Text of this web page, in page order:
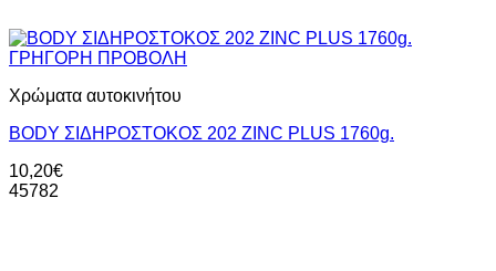
ΓΡΗΓΟΡΗ ΠΡΟΒΟΛΗ
Χρώματα αυτοκινήτου
BODY ΣΙΔΗΡΟΣΤΟΚΟΣ 202 ZINC PLUS 1760g.
10,20€
45782